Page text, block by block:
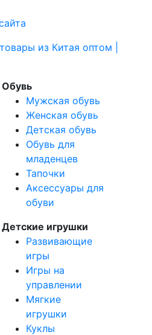
Обувь
Мужская обувь
Женская обувь
Детская обувь
Обувь для
младенцев
Тапочки
Аксессуары для
обуви
Детские игрушки
Развивающие
игры
Игры на
управлении
Мягкие
игрушки
Куклы